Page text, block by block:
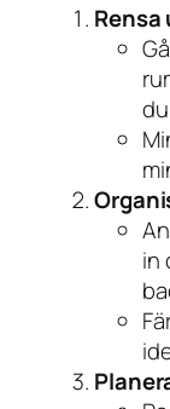
in